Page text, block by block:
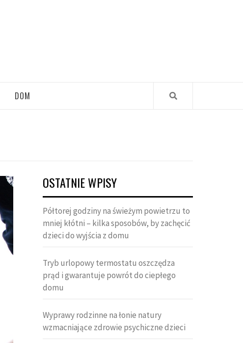
DOM
OSTATNIE WPISY
Półtorej godziny na świeżym powietrzu to
mniej kłótni – kilka sposobów, by zachęcić
dzieci do wyjścia z domu
Tryb urlopowy termostatu oszczędza
prąd i gwarantuje powrót do ciepłego
domu
Wyprawy rodzinne na łonie natury
wzmacniające zdrowie psychiczne dzieci